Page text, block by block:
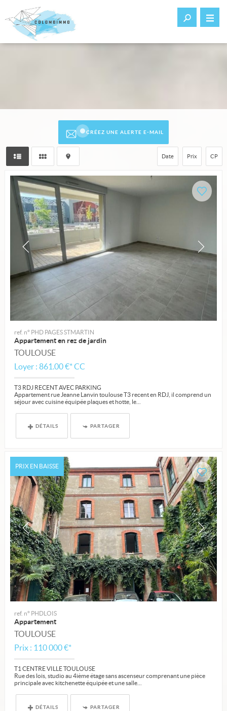
CRÉEZ UNE ALERTE E-MAIL
Date Prix CP
ref. n° PHD PAGES STMARTIN
Appartement en rez de jardin
TOULOUSE
Loyer : 861.00 €*CC
T3 RDJ RECENT AVEC PARKING
Appartement rue Jeanne Lanvin toulouse T3 recent en RDJ, il comprend un
séjour avec cuisine équipée plaques et hotte, le...
DÉTAILS PARTAGER
PRIX EN BAISSE
ref. n° PHDLOIS
Appartement
TOULOUSE
Prix : 110 000 €*
T1 CENTRE VILLE TOULOUSE
Rue des lois, studio au 4ième étage sans ascenseur comprenant une pièce
principale avec kitchenette équipée et une salle...
DÉTAILS PARTAGER